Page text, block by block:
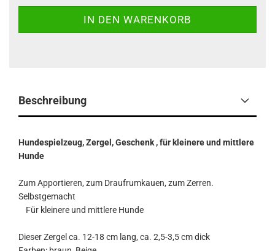
Beschreibung
Hundespielzeug, Zergel, Geschenk , für kleinere und mittlere
Hunde
Zum Apportieren, zum Draufrumkauen, zum Zerren.
Selbstgemacht
Für kleinere und mittlere Hunde
Dieser Zergel ca. 12-18 cm lang, ca. 2,5-3,5 cm dick